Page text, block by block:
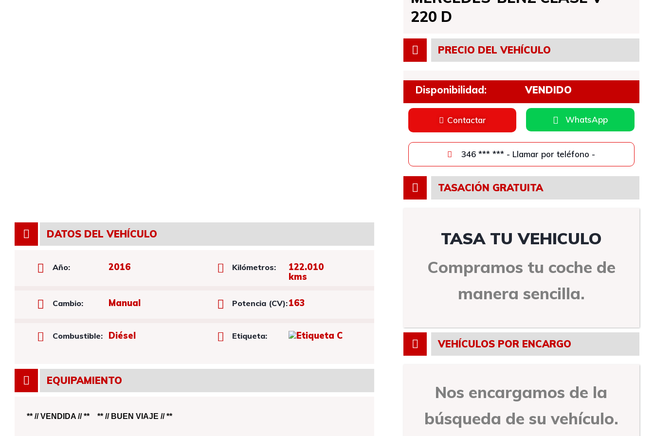
DATOS DEL VEHÍCULO
Año: 2016 Kilómetros:
122.010
kms
Cambio: Manual Potencia (CV):163
Combustible: Diésel Etiqueta:
EQUIPAMIENTO
** // VENDIDA // ** ** // BUEN VIAJE // **
220 D
PRECIO DEL VEHÍCULO
Disponibilidad: VENDIDO
Contactar WhatsApp
346 *** *** - Llamar por teléfono -
TASACIÓN GRATUITA
TASA TU VEHICULO
Compramos tu coche de
manera sencilla.
VEHÍCULOS POR ENCARGO
Nos encargamos de la
búsqueda de su vehículo.